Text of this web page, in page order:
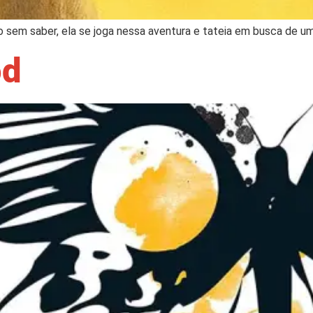
saber, ela se joga nessa aventura e tateia em busca de